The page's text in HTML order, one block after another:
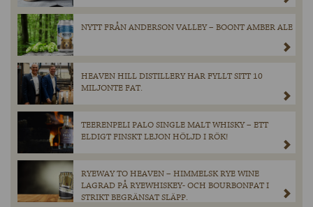
NYTT FRÅN ANDERSON VALLEY – BOONT AMBER ALE
HEAVEN HILL DISTILLERY HAR FYLLT SITT 10
MILJONTE FAT.
TEERENPELI PALO SINGLE MALT WHISKY – ETT
ELDIGT FINSKT LEJON HÖLJD I RÖK!
RYEWAY TO HEAVEN – HIMMELSK RYE WINE
LAGRAD PÅ RYEWHISKEY- OCH BOURBONFAT I
STRIKT BEGRÄNSAT SLÄPP.